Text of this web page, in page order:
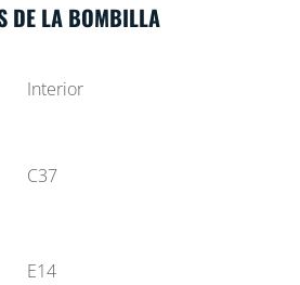
DE LA BOMBILLA
Interior
C37
E14